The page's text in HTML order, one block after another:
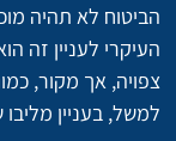
הביטוח לא תהיה
העיקרי לעניין זה
צפויה, אך מקור,
למשל, בעניין